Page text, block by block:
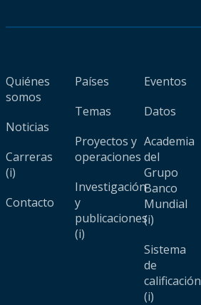
Quiénes
somos
Noticias
Carreras
(i)
Contacto
Países
Temas
Proyectos y
operaciones
Investigación
y
publicaciones
(i)
Eventos
Datos
Academia
del
Grupo
Banco
Mundial
(i)
Sistema
de
calificación
(i)